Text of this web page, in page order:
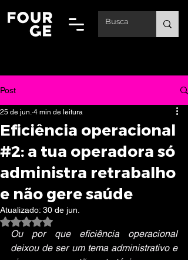
Post
Eficiência operacional
#2: a tua operadora só
administra retrabalho
e não gere saúde
25 de jun. 4 min de leitura
Atualizado: 30 de jun.
Avaliado com NaN de 5 estrelas.
Ou por que eficiência operacional
deixou de ser um tema administrativo e